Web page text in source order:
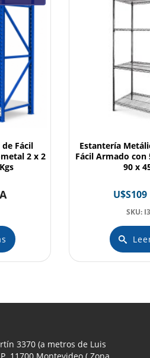
Fácil
2 x 2
Estantería
Fácil Armado con
90 x
U$S109
SKU:
3370 (a metros de Luis